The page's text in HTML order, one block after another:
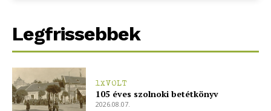
Legfrissebbek
1XVOLT
105 éves szolnoki betétkönyv
2026.08.07.